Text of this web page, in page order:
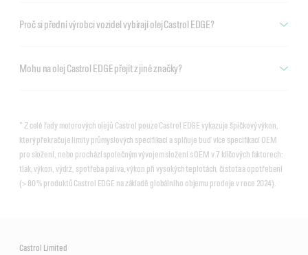
Proč si přední výrobci vozidel vybírají olej Castrol EDGE?
Mohu na olej Castrol EDGE přejít z jiné značky?
* Z celé řady motorových olejů Castrol pouze Castrol EDGE vykazuje špičkový výkon,
který překračuje limity průmyslových specifikací a splňuje buď více specifikací OEM
pro složení, nebo prochází společným vývojem složení s OEM v 7 klíčových faktorech:
tlak, výkon, výdrž, spotřeba paliva, výkon při vysokých teplotách, čistota a opotřebení
(> 80 % produktů Castrol EDGE na základě globálního objemu prodeje v roce 2024).
Castrol Limited